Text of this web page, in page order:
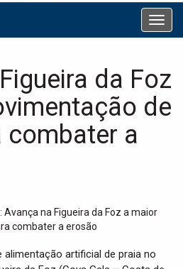
T
o
l
n
i
da Foz
de
combater a
artificial de praia no